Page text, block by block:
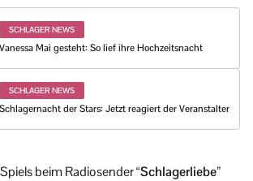
SCHLAGER NEWS
Vanessa Mai gesteht: So lief ihre Hochzeitsnacht
SCHLAGER NEWS
Schlagernacht der Stars: Jetzt reagiert der Veranstalter
beim Radiosender“Schlagerliebe”